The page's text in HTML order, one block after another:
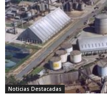
Noticias Destacadas